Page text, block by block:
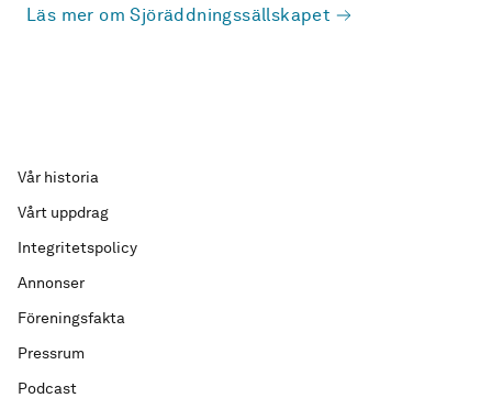
Läs mer om Sjöräddningssällskapet
Vår historia
Vårt uppdrag
Integritetspolicy
Annonser
Föreningsfakta
Pressrum
Podcast